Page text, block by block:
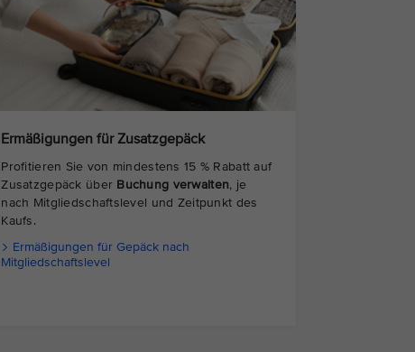
Ermäßigungen für Zusatzgepäck
Profitieren Sie von mindestens 15 % Rabatt auf
Zusatzgepäck über Buchung verwalten, je
nach Mitgliedschaftslevel und Zeitpunkt des
Kaufs.
Ermäßigungen für Gepäck nach
Mitgliedschaftslevel